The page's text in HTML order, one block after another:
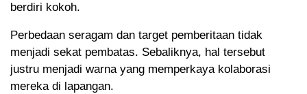
berdiri kokoh.
Perbedaan seragam dan target pemberitaan tidak
menjadi sekat pembatas. Sebaliknya, hal tersebut
justru menjadi warna yang memperkaya kolaborasi
mereka di lapangan.